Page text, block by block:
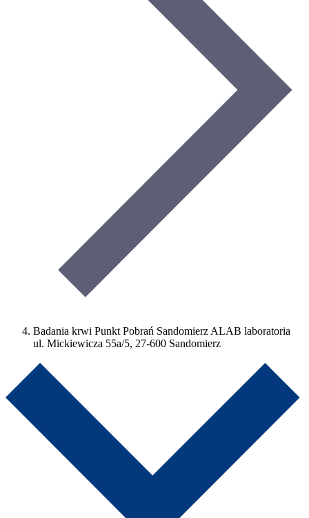
Badania krwi Punkt Pobrań Sandomierz ALAB laboratoria
ul. Mickiewicza 55a/5, 27-600 Sandomierz